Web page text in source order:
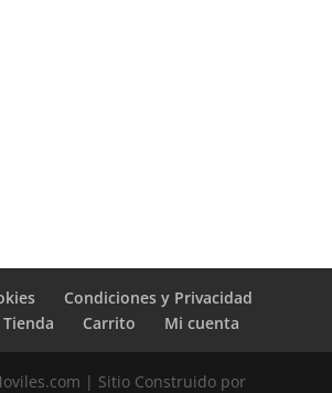
Condiciones y Privacidad
Tienda Carrito Mi cuenta
| Sitio Construido por